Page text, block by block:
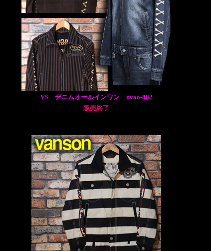
VS デニムオールインワン nvao-802
販売終了